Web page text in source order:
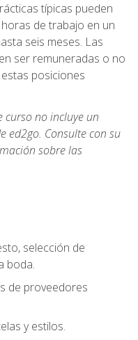
típicas pueden
de trabajo en un
seis meses. Las
ser remuneradas o no
posiciones
curso no incluye un
ed2go. Consulte con su
sobre las
selección de
boda.
de proveedores
y estilos.